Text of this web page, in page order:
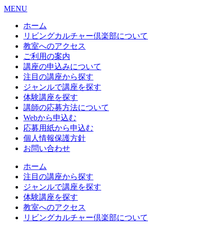
MENU
ホーム
リビングカルチャー倶楽部について
教室へのアクセス
ご利用の案内
講座の申込みについて
注目の講座から探す
ジャンルで講座を探す
体験講座を探す
講師の応募方法について
Webから申込む
応募用紙から申込む
個人情報保護方針
お問い合わせ
ホーム
注目の講座から探す
ジャンルで講座を探す
体験講座を探す
教室へのアクセス
リビングカルチャー倶楽部について